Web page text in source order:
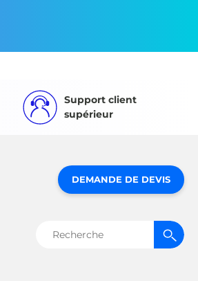
Support client
supérieur
DEMANDE DE DEVIS
Rechercher :